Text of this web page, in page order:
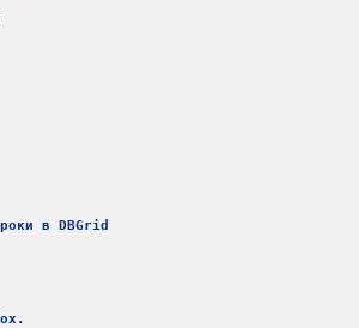
в DBGrid